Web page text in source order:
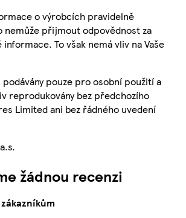
o výrobcích pravidelně
nemůže přijmout odpovědnost za
To však nemá vliv na Vaše
pouze pro osobní použití a
reprodukovány bez předchozího
Limited ani bez řádného uvedení
žádnou recenzi